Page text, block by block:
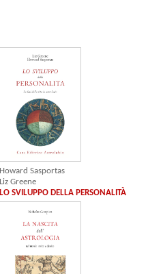
Howard Sasportas
Liz Greene
LO SVILUPPO DELLA PERSONALITÀ